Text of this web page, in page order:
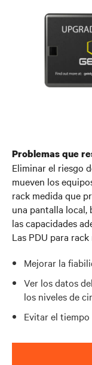
Problemas que
Eliminar el riesgo
mueven los
rack medida que
una pantalla
las capacidades
Las PDU para
Mejorar la
Ver los datos
los niveles de
Evitar el